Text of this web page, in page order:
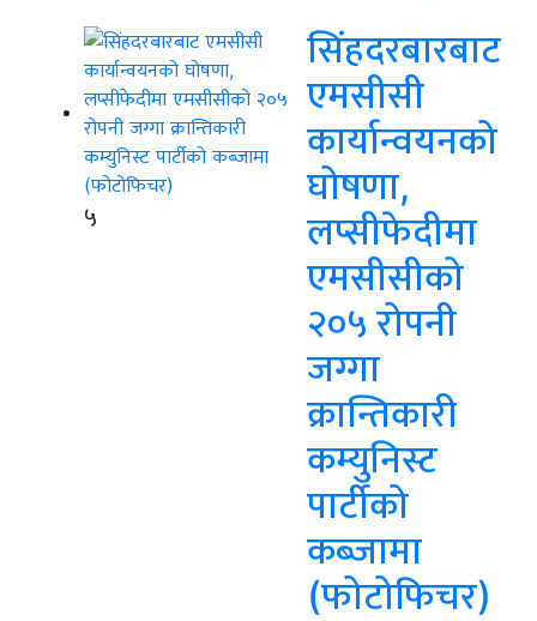
५
सिंहदरबारबाट
एमसीसी
कार्यान्वयनको
घोषणा,
लप्सीफेदीमा
एमसीसीको
२०५ रोपनी
जग्गा
क्रान्तिकारी
कम्युनिस्ट
पार्टीको
कब्जामा
(फोटोफिचर)